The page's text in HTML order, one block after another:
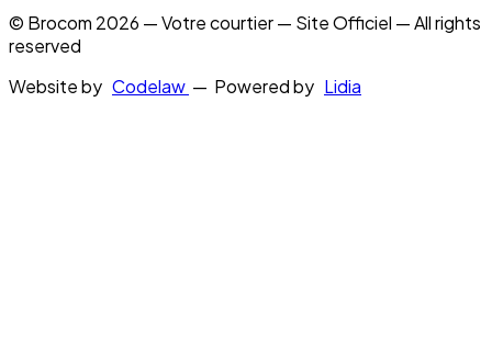
© Brocom 2026 — Votre courtier — Site Officiel — All rights
reserved
Website by Codelaw — Powered by Lidia